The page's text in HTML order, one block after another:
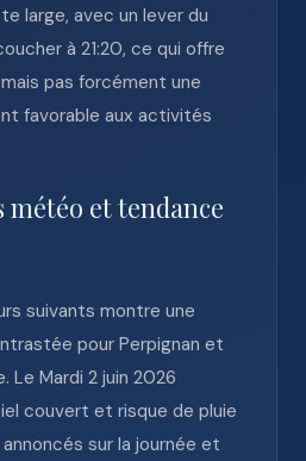
large, avec un lever du
à 21:20, ce qui offre
pas forcément une
favorable aux activités
météo et tendance
suivants montre une
pour Perpignan et
Le Mardi 2 juin 2026
couvert et risque de pluie
sur la journée et